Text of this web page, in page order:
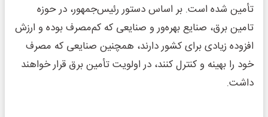
تأمین شده است. بر اساس دستور رئیس‌جمهور، در حوزه
تامین برق، صنایع بهره‌ور و صنایعی که کم‌مصرف بوده و ارزش
افزوده زیادی برای کشور دارند، همچنین صنایعی که مصرف
خود را بهینه و کنترل کنند، در اولویت تأمین برق قرار خواهند
داشت.